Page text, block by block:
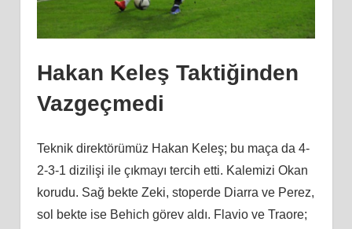
Hakan Keleş Taktiğinden
Vazgeçmedi
Teknik direktörümüz Hakan Keleş; bu maça da 4-
2-3-1 dizilişi ile çıkmayı tercih etti. Kalemizi Okan
korudu. Sağ bekte Zeki, stoperde Diarra ve Perez,
sol bekte ise Behich görev aldı. Flavio ve Traore;